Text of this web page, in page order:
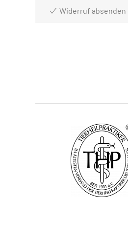
Widerruf absenden